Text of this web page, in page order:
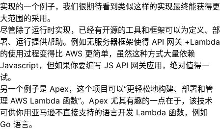
实现的一个例子，我们很期待看到类似这样的实现最终能获得更
大范围的采用。
尽管除了运行时实现，已经有开源的工具和框架可以为定义、部
署、运行提供帮助。例如无服务器框架使得 API 网关 +Lambda
的使用过程变得比 AWS 更简单，虽然这种方式大量依赖
Javascript，但如果你要编写 JS API 网关应用，绝对值得一
试。
另一个例子是 Apex，这个项目可以“更轻松地构建、部署和管
理 AWS Lambda 函数”。Apex 尤其有趣的一点在于，该技术
可供你用亚马逊不直接支持的语言开发 Lambda 函数，例如
Go 语言。